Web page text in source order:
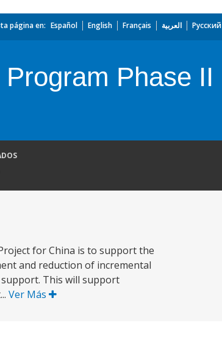
página en: Español English Français العربية Русский
Phase II
for China is to support the
and reduction of incremental
This will support
Ver Más